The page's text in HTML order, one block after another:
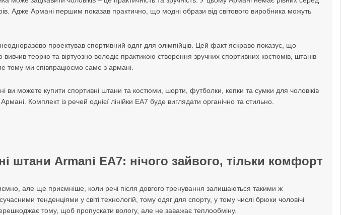
Адже Армані першим показав практично, що модні образи від світового виробника можуть
проектував спортивний одяг для олімпійців. Цей факт яскраво показує, що
теорію та віртуозно володіє практикою створення зручних спортивних костюмів, штанів
тому ми співпрацюємо саме з армані.
ви можете купити спортивні штани та костюми, шорти, футболки, кепки та сумки для чоловіків
Комплект із речей однієї лінійки EA7 буде виглядати органічно та стильно.
штани Armani EA7: нічого зайвого, тільки комфорт
але ще приємніше, коли речі після довгого тренування залишаються такими ж
тенденціями у світі технологій, тому одяг для спорту, у тому числі брюки чоловічі
тому, щоб пропускати вологу, але не заважає теплообміну.